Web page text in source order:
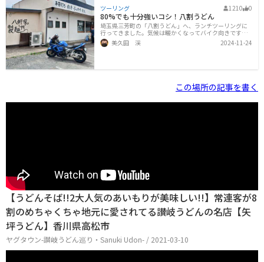
ツーリング 1210 0
80%でも十分強いコシ！八割うどん
埼玉県三芳町の「八割うどん」へ、ランチツーリングに
行ってきました。気候は暖かくなってバイク向きです
が、ゴールデンウィークは大渋滞が億劫でなかなか乗り
出す気になりません。しかしゴールデンウィークの中日
へ行ってみることにしました。関越道の三芳スマートIC
店の前には車10台分程度の駐車スペース。さらに奥の舗
装されていないスペースにも駐車できそうなので、ソロ
りなさそうです。自分が着いたのは11:3
美久田 渓 2024-11-24
この場所の記事を書く
【うどんそば!!2大人気のあいもりが美味しい!!】常連客が8
割のめちゃくちゃ地元に愛されてる讃岐うどんの名店【矢
坪うどん】香川県高松市
ヤグタウン-讃岐うどん巡り・Sanuki Udon- / 2021-03-10